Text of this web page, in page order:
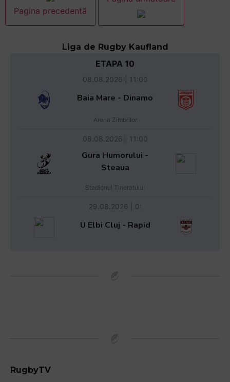
Pagina precedentă
Liga de Rugby Kaufland
ETAPA 10
08.08.2026 | 11:00
Baia Mare - Dinamo
Arena Zimbrilor
08.08.2026 | 11:00
Gura Humorului -
Steaua
Stadionul Tineretului
29.08.2026 | 0:
U Elbi Cluj - Rapid
RugbyTV